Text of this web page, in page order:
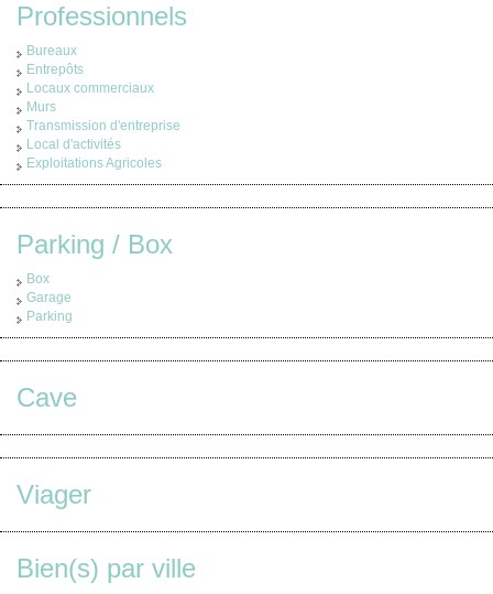
Professionnels
Bureaux
Entrepôts
Locaux commerciaux
Murs
Transmission d'entreprise
Local d'activités
Exploitations Agricoles
Parking / Box
Box
Garage
Parking
Cave
Viager
Bien(s) par ville